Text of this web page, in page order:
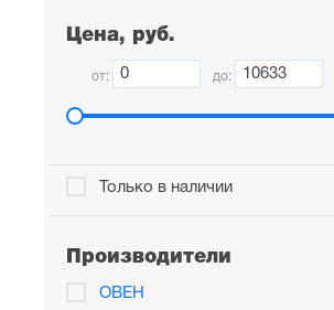
Цена, руб.
от: до:
Только в наличии
Производители
ОВЕН